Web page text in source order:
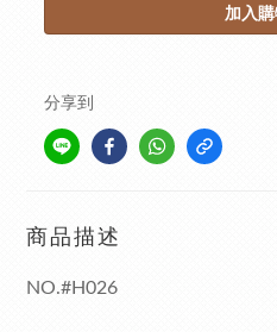
加入
分享到
商品描述
NO.#H026